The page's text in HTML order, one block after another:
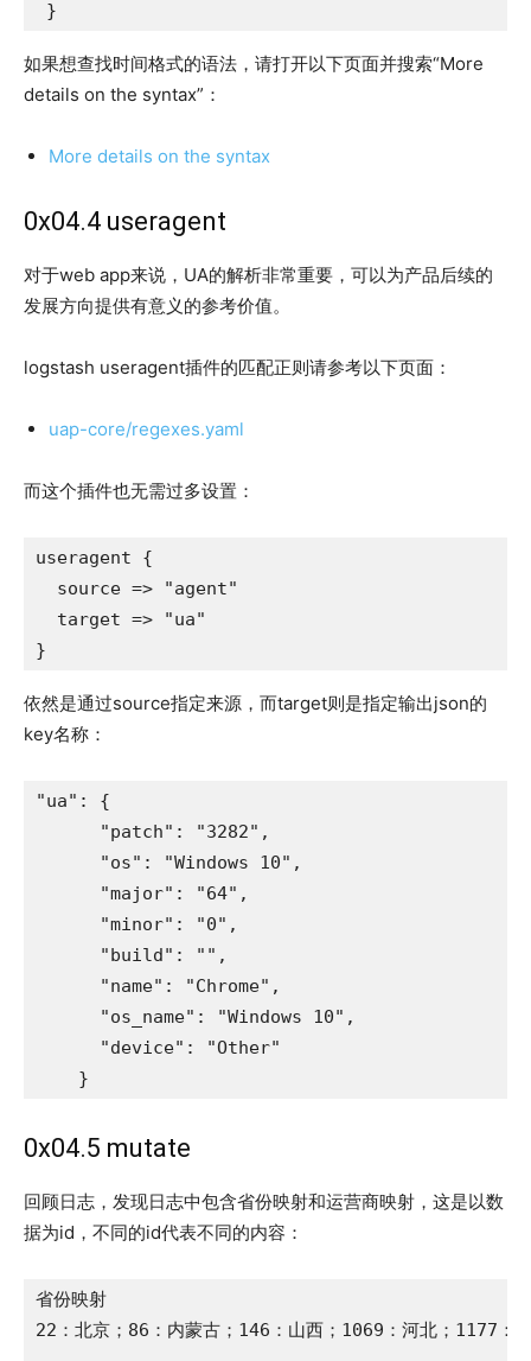
}
如果想查找时间格式的语法，请打开以下页面并搜索“More
details on the syntax”：
More details on the syntax
0x04.4 useragent
对于web app来说，UA的解析非常重要，可以为产品后续的
发展方向提供有意义的参考价值。
logstash useragent插件的匹配正则请参考以下页面：
uap-core/regexes.yaml
而这个插件也无需过多设置：
useragent {
  source => "agent"
  target => "ua"
}
依然是通过source指定来源，而target则是指定输出json的
key名称：
"ua": {
      "patch": "3282",
      "os": "Windows 10",
      "major": "64",
      "minor": "0",
      "build": "",
      "name": "Chrome",
      "os_name": "Windows 10",
      "device": "Other"
    }
0x04.5 mutate
回顾日志，发现日志中包含省份映射和运营商映射，这是以数
据为id，不同的id代表不同的内容：
省份映射
22：北京；86：内蒙古；146：山西；1069：河北；1177